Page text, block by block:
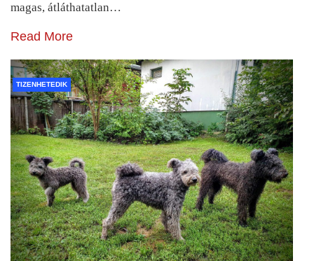
magas, átláthatatlan…
Read More
TIZENHETEDIK